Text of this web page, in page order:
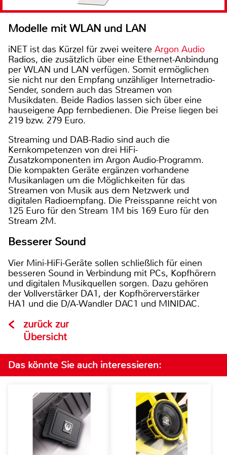
Modelle mit WLAN und LAN
iNET ist das Kürzel für zwei weitere Argon Audio
Radios, die zusätzlich über eine Ethernet-Anbindung
per WLAN und LAN verfügen. Somit ermöglichen
sie nicht nur den Empfang unzähliger Internetradio-
Sender, sondern auch das Streamen von
Musikdaten. Beide Radios lassen sich über eine
hauseigene App fernbedienen. Die Preise liegen bei
219 bzw. 279 Euro.
Streaming und DAB-Radio sind auch die
Kernkompetenzen von drei HiFi-
Zusatzkomponenten im Argon Audio-Programm.
Die kompakten Geräte ergänzen vorhandene
Musikanlagen um die Möglichkeiten für das
Streamen von Musik aus dem Netzwerk und
digitalen Radioempfang. Die Preisspanne reicht von
125 Euro für den Stream 1M bis 169 Euro für den
Stream 2M.
Besserer Sound
Vier Mini-HiFi-Geräte sollen schließlich für einen
besseren Sound in Verbindung mit PCs, Kopfhörern
und digitalen Musikquellen sorgen. Dazu gehören
der Vollverstärker DA1, der Kopfhörerverstärker
HA1 und die D/A-Wandler DAC1 und MINIDAC.
zurück zur
Übersicht
Das könnte Sie auch interessieren: